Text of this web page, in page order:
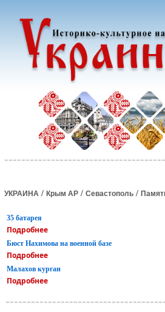
УКРАИНА / Крым АР / Севастополь /
35 батарея
Подробнее
Бюст Нахимова на военной базе
Подробнее
Малахов курган
Подробнее